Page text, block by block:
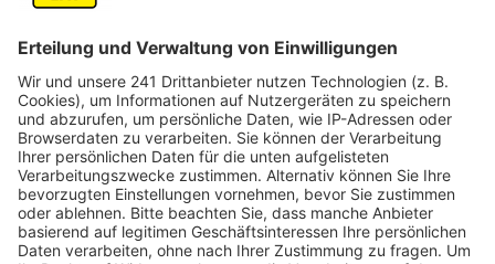
Stadt Brühl informiert die Eltern sobald die
Weihnachtsgeschenke in den Geschäften abgeholt
umfasst alle Kinder, die z.B. Leistungen zur Sicherung
des Lebensunterhaltes nach SGB II (Grundsicherung
für Arbeitsuchende), SGB XII (Sozialhilfe) und
Asylbewerberleistungsgesetz erhalten.
Anzeige